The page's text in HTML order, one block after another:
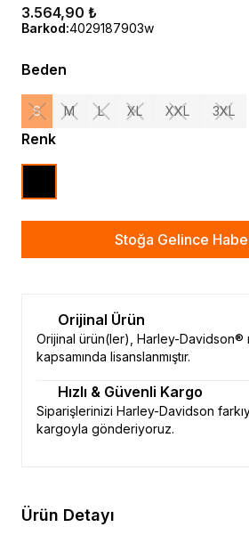
3.564,90 ₺
Barkod:4029187903w
Beden
S M L XL XXL 3XL
Renk
Stoğa Gelince
Orijinal Ürün
Orijinal ürün(ler), Harley-Davidson®
kapsamında lisanslanmıştır.
Hızlı & Güvenli Kargo
Siparişlerinizi Harley-Davidson
kargoyla gönderiyoruz.
Ürün Detayı